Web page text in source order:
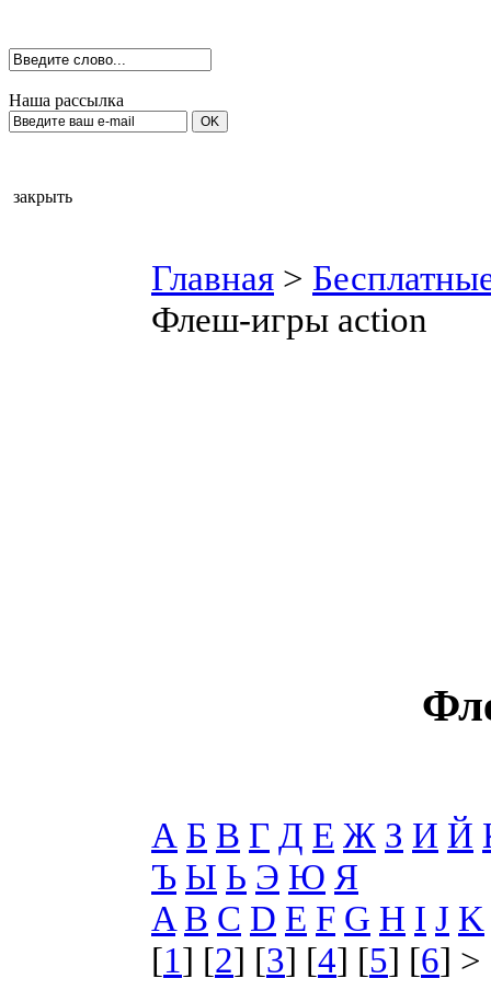
Наша рассылка
закрыть
Главная >
Флеш-игры action
А Б В Г Д Е Ж З И Й
Ъ Ы Ь Э Ю Я
A B C D E F G H I J K
[1] [2] [3] [4] [5] [6] >